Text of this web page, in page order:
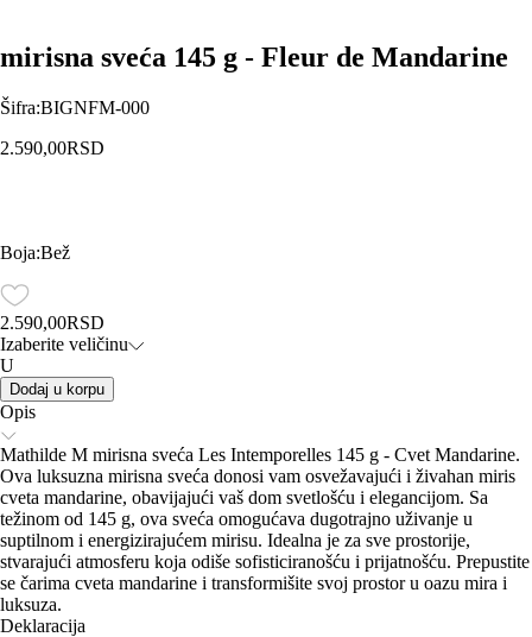
mirisna sveća 145 g - Fleur de Mandarine
Šifra:BIGNFM-000
2.590,00RSD
Boja:Bež
2.590,00RSD
Izaberite veličinu
U
Dodaj u korpu
Opis
Mathilde M mirisna sveća Les Intemporelles 145 g - Cvet Mandarine.
Ova luksuzna mirisna sveća donosi vam osvežavajući i živahan miris
cveta mandarine, obavijajući vaš dom svetlošću i elegancijom. Sa
težinom od 145 g, ova sveća omogućava dugotrajno uživanje u
suptilnom i energizirajućem mirisu. Idealna je za sve prostorije,
stvarajući atmosferu koja odiše sofisticiranošću i prijatnošću. Prepustite
se čarima cveta mandarine i transformišite svoj prostor u oazu mira i
luksuza.
Deklaracija